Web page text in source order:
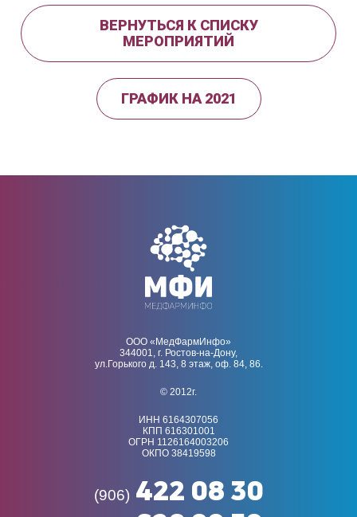
ВЕРНУТЬСЯ К СПИСКУ
МЕРОПРИЯТИЙ
ГРАФИК НА 2021
ООО «МедФармИнфо»
344001, г. Ростов-на-Дону,
ул.Горького д. 143, 8 этаж, оф. 84, 86.
© 2012г.
ИНН 6164307056
КПП 616301001
ОГРН 1126164003206
ОКПО 38419598
(906) 422 08 30